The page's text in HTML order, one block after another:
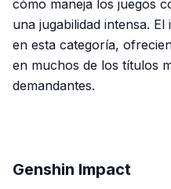
cómo maneja los juegos
una jugabilidad intensa.
en esta categoría,
en muchos de los títulos
demandantes.
Genshin Impact